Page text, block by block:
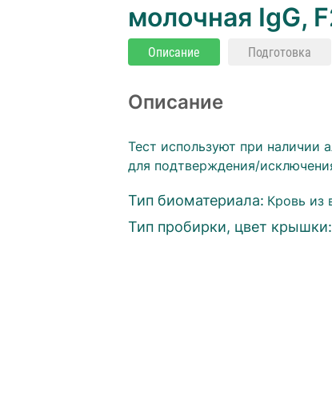
молочная IgG,
Описание Подготовка
Описание
Тест используют при наличии
для подтверждения/
Тип биоматериала: Кровь из
Тип пробирки, цвет крышки: